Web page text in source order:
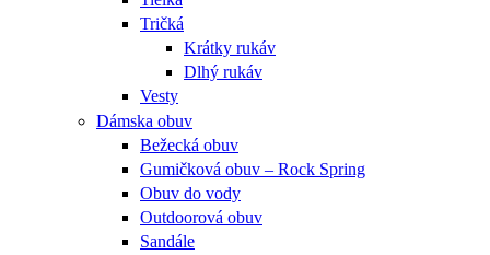
Tričká
Krátky rukáv
Dlhý rukáv
Vesty
Dámska obuv
Bežecká obuv
Gumičková obuv – Rock Spring
Obuv do vody
Outdoorová obuv
Sandále